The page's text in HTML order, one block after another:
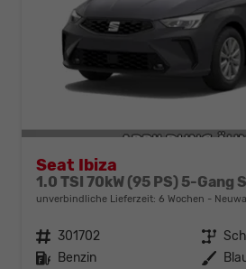
Seat Ibiza
1.0 TSI 70kW (95 PS) 5-
unverbindliche Lieferzeit: 6 Wochen
Fahrzeugnr. 301702 Getriebe
Kraftstoff Benzin Außenfarbe